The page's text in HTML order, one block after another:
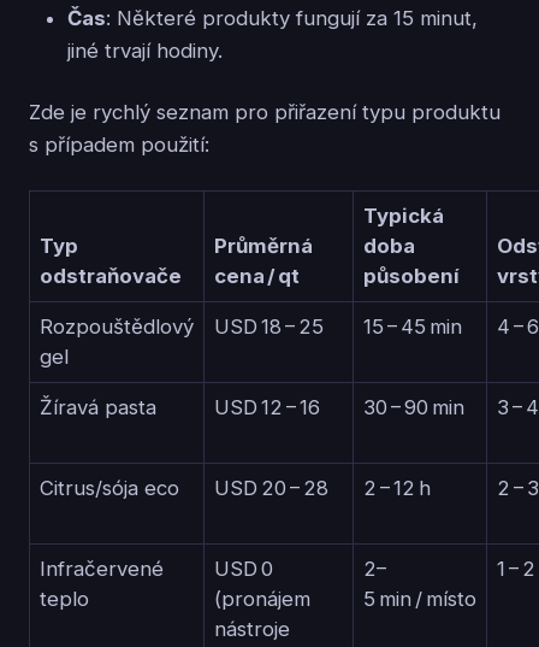
Čas: Některé produkty fungují za 15 minut,
jiné trvají hodiny.
Zde je rychlý seznam pro přiřazení typu produktu
s případem použití:
Typ
odstraňovače
Průměrná
cena / qt
Typická
doba
působení
Rozpouštědlový
gel
USD 18 – 25 15 – 45 min 4 – 6
Žíravá pasta USD 12 – 16 30 – 90 min 3 – 4
Citrus/sója eco USD 20 – 28 2 – 12 h 2 – 3
Infračervené
teplo
USD 0
(pronájem
nástroje
2–
5 min / místo
1 – 2